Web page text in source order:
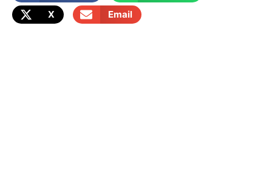
X
Email